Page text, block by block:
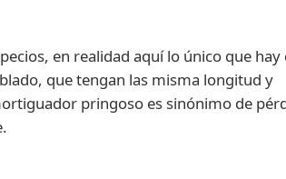
en realidad aquí lo único que hay
que tengan las misma longitud y
pringoso es sinónimo de